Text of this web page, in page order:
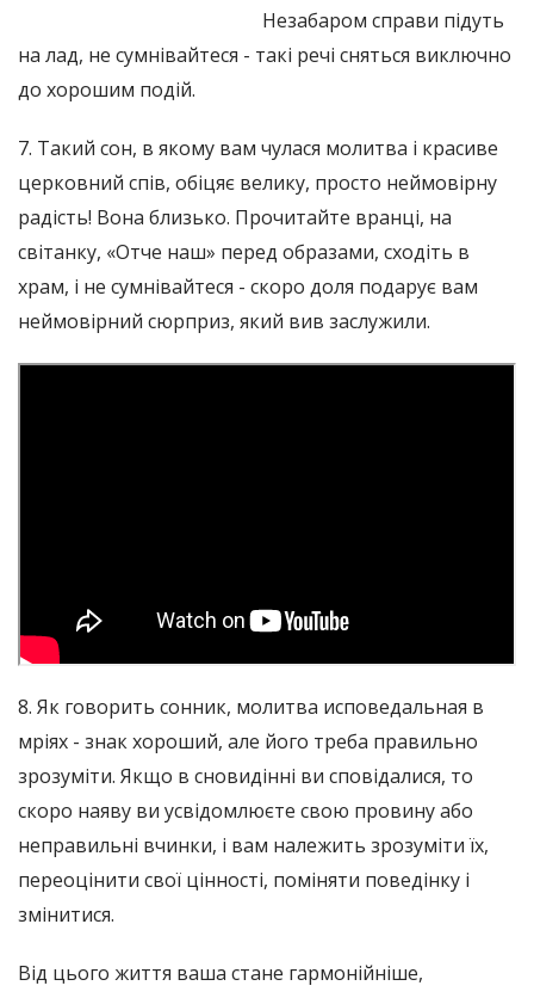
Незабаром справи підуть
на лад, не сумнівайтеся - такі речі сняться виключно
до хорошим подій.
7. Такий сон, в якому вам чулася молитва і красиве
церковний спів, обіцяє велику, просто неймовірну
радість! Вона близько. Прочитайте вранці, на
світанку, «Отче наш» перед образами, сходіть в
храм, і не сумнівайтеся - скоро доля подарує вам
неймовірний сюрприз, який вив заслужили.
8. Як говорить сонник, молитва исповедальная в
мріях - знак хороший, але його треба правильно
зрозуміти. Якщо в сновидінні ви сповідалися, то
скоро наяву ви усвідомлюєте свою провину або
неправильні вчинки, і вам належить зрозуміти їх,
переоцінити свої цінності, поміняти поведінку і
змінитися.
Від цього життя ваша стане гармонійніше,